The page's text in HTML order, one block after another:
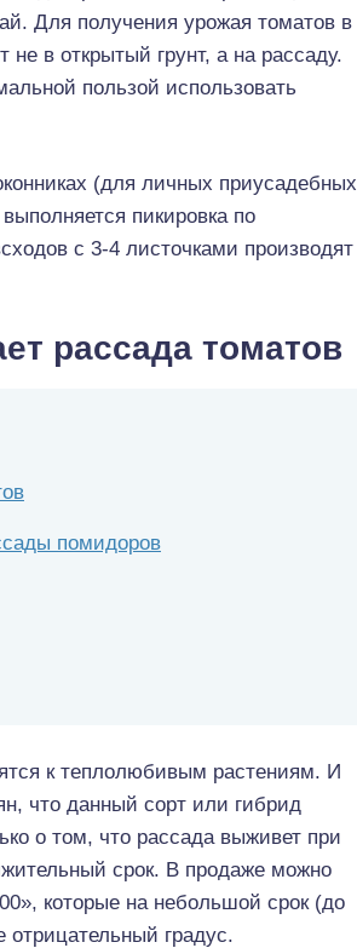
Для получения урожая томатов в
в открытый грунт, а на рассаду.
пользой использовать
(для личных приусадебных
пикировка по
с 3-4 листочками производят
рассада томатов
помидоров
к теплолюбивым растениям. И
что данный сорт или гибрид
о том, что рассада выживет при
срок. В продаже можно
которые на небольшой срок (до
отрицательный градус.